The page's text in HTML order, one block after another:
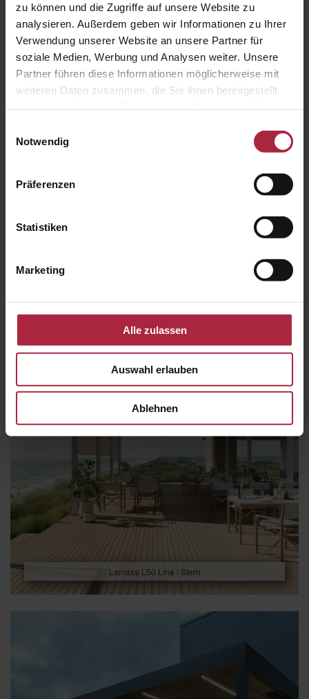
zu können und die Zugriffe auf unsere Website zu
analysieren. Außerdem geben wir Informationen zu Ihrer
Verwendung unserer Website an unsere Partner für
soziale Medien, Werbung und Analysen weiter. Unsere
Partner führen diese Informationen möglicherweise mit
weiteren Daten zusammen, die Sie ihnen bereitgestellt
Notwendig
Präferenzen
Statistiken
Marketing
Alle zulassen
Auswahl erlauben
Ablehnen
Lamaxa L50 Line / Stern